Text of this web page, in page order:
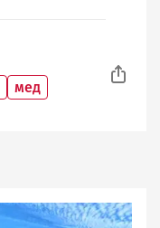
мед
Image